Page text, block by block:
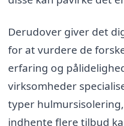
Derudover giver det
for at vurdere de
erfaring og
virksomheder
typer
indhente flere tilbud